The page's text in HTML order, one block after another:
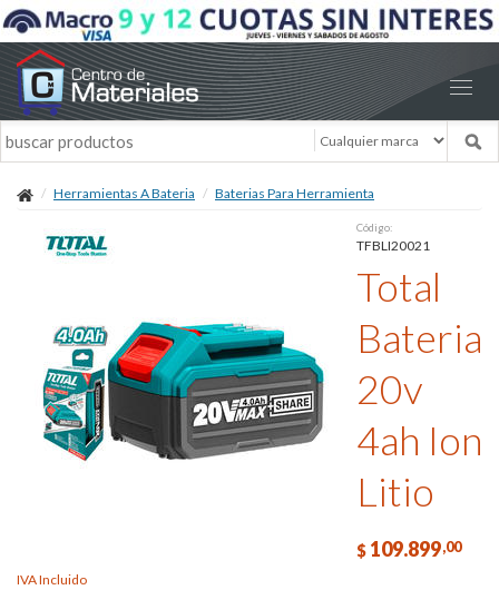
Herramientas A Bateria Baterias Para Herramienta
Código:
TFBLI20021
Total
Bateria
20v
4ah Ion
Litio
$ 109.899,00
IVA Incluido